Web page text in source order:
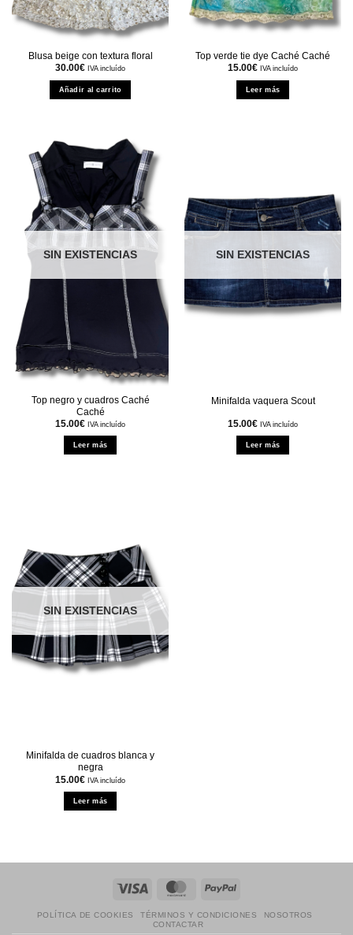
Blusa beige con textura floral
30.00€ IVA incluído
Añadir al carrito
Top verde tie dye Caché Caché
15.00€ IVA incluído
Leer más
SIN EXISTENCIAS
Top negro y cuadros Caché
Caché
15.00€ IVA incluído
Leer más
SIN EXISTENCIAS
Minifalda vaquera Scout
15.00€ IVA incluído
Leer más
SIN EXISTENCIAS
Minifalda de cuadros blanca y
negra
15.00€ IVA incluído
Leer más
MasterCardPayPal
POLÍTICA DE COOKIES TÉRMINOS Y CONDICIONES
NOSOTROS
CONTACTAR